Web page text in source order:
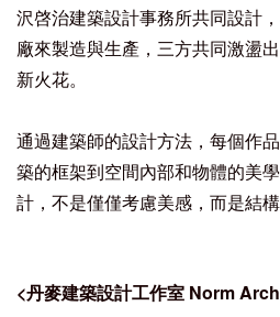
沢啓治建築設計事務所共同設計
廠來製造與生產，三方共同激盪
新火花。
通過建築師的設計方法，每個作
築的框架到空間內部和物體的美
計，不是僅僅考慮美感，而是結
<丹麥建築設計工作室 Norm